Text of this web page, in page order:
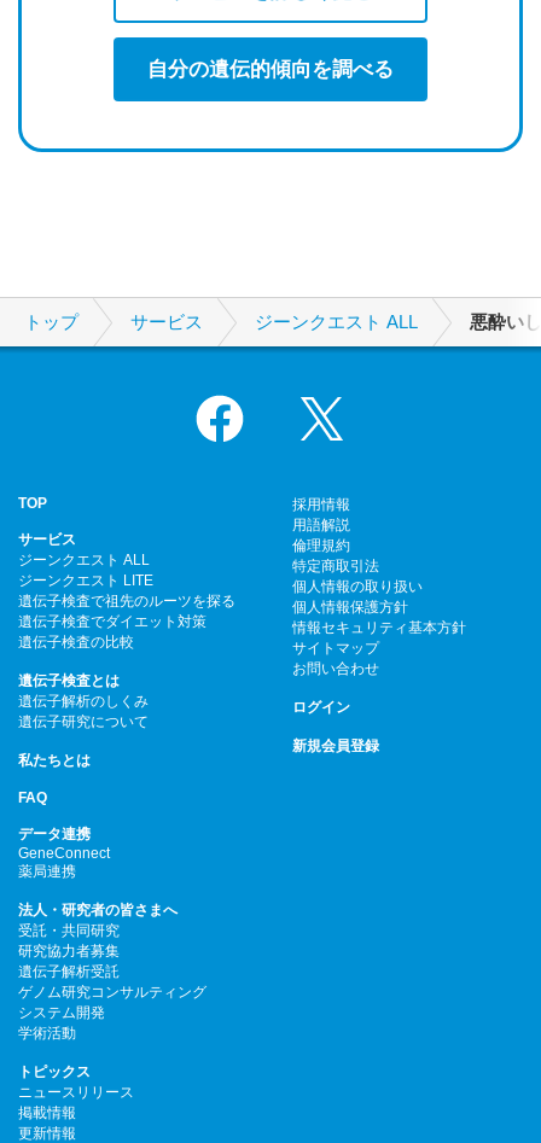
自分の遺伝的傾向を調べる
トップ サービス ジーンクエスト ALL 悪酔い
Facebook
TOP
サービス
ジーンクエスト ALL
ジーンクエスト LITE
遺伝子検査で祖先のルーツを探る
遺伝子検査でダイエット対策
遺伝子検査の比較
遺伝子検査とは
遺伝子解析のしくみ
遺伝子研究について
私たちとは
FAQ
データ連携
GeneConnect
薬局連携
法人・研究者の皆さまへ
受託・共同研究
研究協力者募集
遺伝子解析受託
ゲノム研究コンサルティング
システム開発
学術活動
トピックス
ニュースリリース
掲載情報
更新情報
採用情報
用語解説
倫理規約
特定商取引法
個人情報の取り扱い
個人情報保護方針
情報セキュリティ基本方針
サイトマップ
お問い合わせ
ログイン
新規会員登録